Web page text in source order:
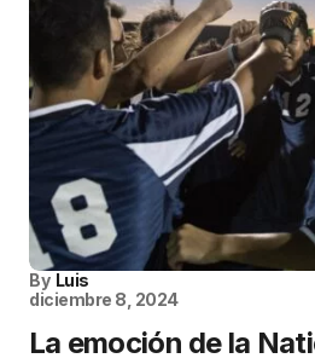
By Luis
diciembre 8, 2024
La emoción de la